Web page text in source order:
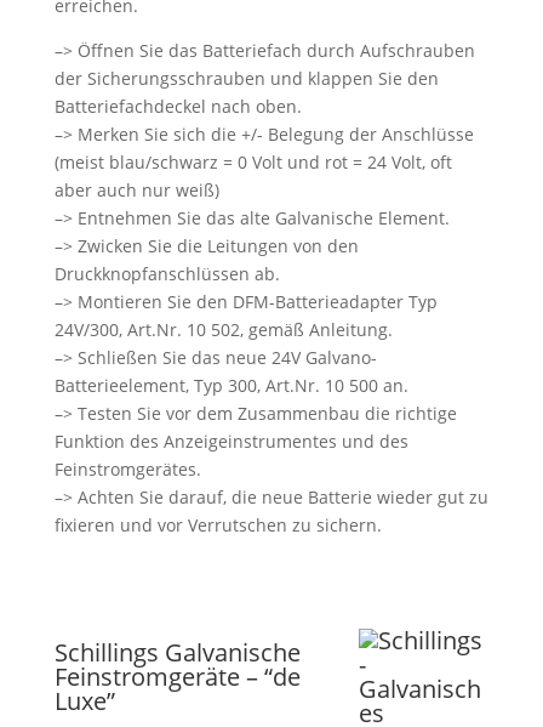
erreichen.
–> Öffnen Sie das Batteriefach durch Aufschrauben
der Sicherungsschrauben und klappen Sie den
Batteriefachdeckel nach oben.
–> Merken Sie sich die +/- Belegung der Anschlüsse
(meist blau/schwarz = 0 Volt und rot = 24 Volt, oft
aber auch nur weiß)
–> Entnehmen Sie das alte Galvanische Element.
–> Zwicken Sie die Leitungen von den
Druckknopfanschlüssen ab.
–> Montieren Sie den DFM-Batterieadapter Typ
24V/300, Art.Nr. 10 502, gemäß Anleitung.
–> Schließen Sie das neue 24V Galvano-
Batterieelement, Typ 300, Art.Nr. 10 500 an.
–> Testen Sie vor dem Zusammenbau die richtige
Funktion des Anzeigeinstrumentes und des
Feinstromgerätes.
–> Achten Sie darauf, die neue Batterie wieder gut zu
fixieren und vor Verrutschen zu sichern.
Schillings Galvanische
Feinstromgeräte – “de
Luxe”